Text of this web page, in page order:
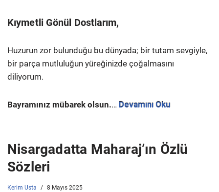
Kıymetli Gönül Dostlarım,
Huzurun zor bulunduğu bu dünyada; bir tutam sevgiyle,
bir parça mutluluğun yüreğinizde çoğalmasını
diliyorum.
Bayramınız mübarek olsun.… Devamını Oku
Nisargadatta Maharaj’ın Özlü
Sözleri
Kerim Usta 8 Mayıs 2025